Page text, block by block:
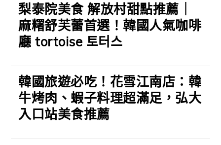
梨泰院美食 解放村甜點推薦｜
麻糬舒芙蕾首選！韓國人氣咖啡
廳 tortoise 토터스
韓國旅遊必吃！花雪江南店：韓
牛烤肉、蝦子料理超滿足，弘大
入口站美食推薦